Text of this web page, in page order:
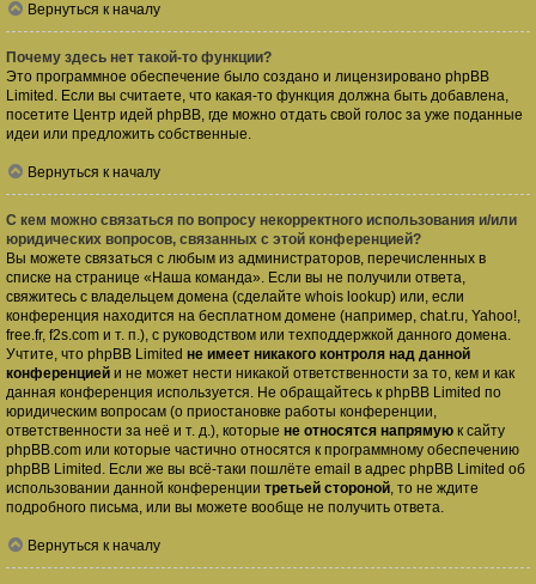
Вернуться к началу
Почему здесь нет такой-то функции?
Это программное обеспечение было создано и лицензировано phpBB
Limited. Если вы считаете, что какая-то функция должна быть добавлена,
посетите Центр идей phpBB, где можно отдать свой голос за уже поданные
идеи или предложить собственные.
Вернуться к началу
С кем можно связаться по вопросу некорректного использования и/или
юридических вопросов, связанных с этой конференцией?
Вы можете связаться с любым из администраторов, перечисленных в
списке на странице «Наша команда». Если вы не получили ответа,
свяжитесь с владельцем домена (сделайте whois lookup) или, если
конференция находится на бесплатном домене (например, chat.ru, Yahoo!,
free.fr, f2s.com и т. п.), с руководством или техподдержкой данного домена.
Учтите, что phpBB Limited не имеет никакого контроля над данной
конференцией и не может нести никакой ответственности за то, кем и как
данная конференция используется. Не обращайтесь к phpBB Limited по
юридическим вопросам (о приостановке работы конференции,
ответственности за неё и т. д.), которые не относятся напрямую к сайту
phpBB.com или которые частично относятся к программному обеспечению
phpBB Limited. Если же вы всё-таки пошлёте email в адрес phpBB Limited об
использовании данной конференции третьей стороной, то не ждите
подробного письма, или вы можете вообще не получить ответа.
Вернуться к началу